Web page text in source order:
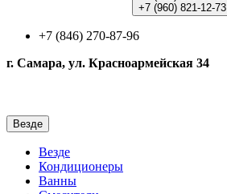
+7 (960) 821-12-73
+7 (846) 270-87-96
г. Самара, ул. Красноармейская 34
Везде
Везде
Кондиционеры
Ванны